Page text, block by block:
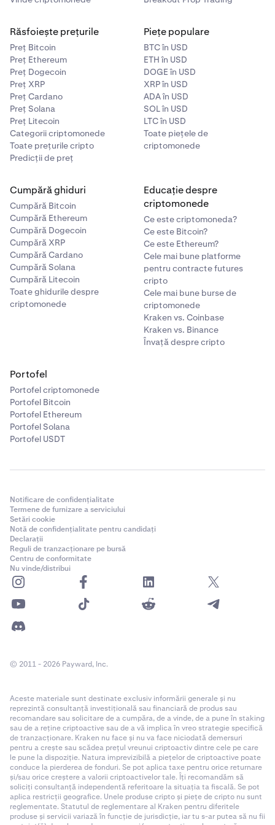
dumneavoastră Kraken prin rețeaua Lightning, vizitați:
Cum trimit bitcoin prin Lightning Network?
Răsfoiește prețurile
Preț Bitcoin
Preț Ethereum
Preț Dogecoin
Preț XRP
Preț Cardano
Preț Solana
Preț Litecoin
Categorii criptomonede
Toate prețurile cripto
Predicții de preț
Piețe populare
BTC în USD
ETH în USD
DOGE în USD
XRP în USD
ADA în USD
SOL în USD
LTC în USD
Toate piețele de
criptomonede
Cumpără ghiduri
Cumpără Bitcoin
Cumpără Ethereum
Cumpără Dogecoin
Cumpără XRP
Cumpără Cardano
Cumpără Solana
Cumpără Litecoin
Toate ghidurile despre
criptomonede
Educație despre
criptomonede
Ce este criptomoneda?
Ce este Bitcoin?
Ce este Ethereum?
Cele mai bune platforme
pentru contracte futures
cripto
Cele mai bune burse de
criptomonede
Kraken vs. Coinbase
Kraken vs. Binance
Învață despre cripto
Portofel
Portofel criptomonede
Portofel Bitcoin
Portofel Ethereum
Portofel Solana
Portofel USDT
Notificare de confidențialitate
Termene de furnizare a serviciului
Setări cookie
Notă de confidențialitate pentru candidați
Declarații
Reguli de tranzacționare pe bursă
Centru de conformitate
Nu vinde/distribui
© 2011 - 2026 Payward, Inc.
Aceste materiale sunt destinate exclusiv informării generale și nu
reprezintă consultanță investițională sau financiară de produs sau
recomandare sau solicitare de a cumpăra, de a vinde, de a pune în staking
sau de a reține criptoactive sau de a vă implica în vreo strategie specifică
de tranzacționare. Kraken nu face și nu va face niciodată demersuri
pentru a crește sau scădea prețul vreunui criptoactiv dintre cele pe care
le pune la dispoziție. Natura imprevizibilă a piețelor de criptoactive poate
conduce la pierderea de fonduri. Se pot aplica taxe pentru orice returnare
și/sau orice creștere a valorii criptoactivelor tale. Îți recomandăm să
soliciți consultanță independentă referitoare la situația ta fiscală. Se pot
aplica restricții geografice. Unele produse cripto și piețe de cripto nu sunt
reglementate. Statutul de reglementare al Kraken pentru diferitele
produse și servicii variază în funcție de jurisdicție, iar tu s-ar putea să nu fii